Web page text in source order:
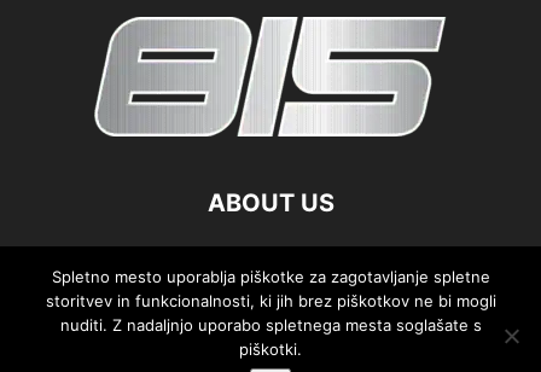
ABOUT US
FOLLOW US
Spletno mesto uporablja piškotke za zagotavljanje spletne
storitvev in funkcionalnosti, ki jih brez piškotkov ne bi mogli
nuditi. Z nadaljnjo uporabo spletnega mesta soglašate s
piškotki.